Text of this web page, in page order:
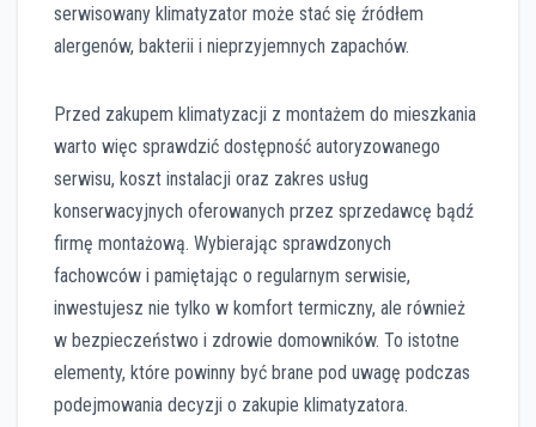
serwisowany klimatyzator może stać się źródłem
alergenów, bakterii i nieprzyjemnych zapachów.
Przed zakupem klimatyzacji z montażem do mieszkania
warto więc sprawdzić dostępność autoryzowanego
serwisu, koszt instalacji oraz zakres usług
konserwacyjnych oferowanych przez sprzedawcę bądź
firmę montażową. Wybierając sprawdzonych
fachowców i pamiętając o regularnym serwisie,
inwestujesz nie tylko w komfort termiczny, ale również
w bezpieczeństwo i zdrowie domowników. To istotne
elementy, które powinny być brane pod uwagę podczas
podejmowania decyzji o zakupie klimatyzatora.